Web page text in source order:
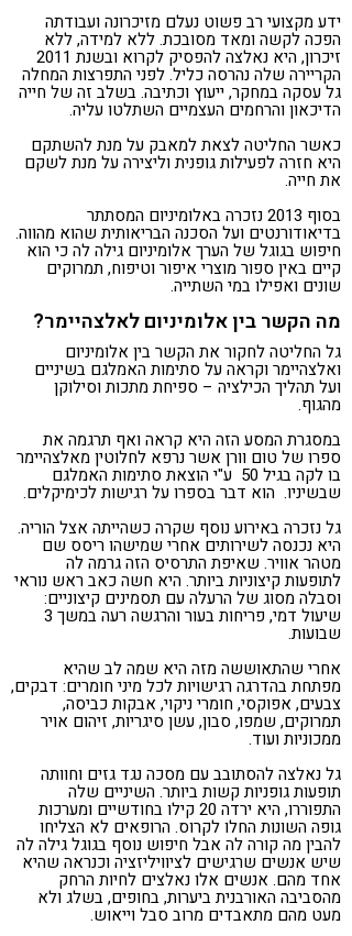
ידע מקצועי רב פשוט נעלם מזיכרונה ועבודתה
הפכה לקשה ומאד מסובכת. ללא למידה, ללא
זיכרון, היא נאלצה להפסיק לקרוא ובשנת 2011
הקריירה שלה נהרסה כליל. לפני התפרצות המחלה
גל עסקה במחקר, ייעוץ וכתיבה. בשלב זה של חייה
הדיכאון והרחמים העצמיים השתלטו עליה.
כאשר החליטה לצאת למאבק על מנת להשתקם
היא חזרה לפעילות גופנית וליצירה על מנת לשקם
את חייה.
בסוף 2013 נזכרה באלומיניום המסתתר
בדיאודורנטים ועל הסכנה הבריאותית שהוא מהווה.
חיפוש בגוגל של הערך אלומיניום גילה לה כי הוא
קיים באין ספור מוצרי איפור וטיפוח, תמרוקים
שונים ואפילו במי השתייה.
מה הקשר בין אלומיניום לאלצהיימר?
גל החליטה לחקור את הקשר בין אלומיניום
ואלצהיימר וקראה על סתימות האמלגם בשיניים
ועל תהליך הכילציה – ספיחת מתכות וסילוקן
מהגוף.
במסגרת המסע הזה היא קראה ואף תרגמה את
ספרו של טום וורן אשר נרפא לחלוטין מאלצהיימר
בו לקה בגיל 50 ע"י הוצאת סתימות האמלגם
שבשיניו. הוא דבר בספרו על רגישות לכימיקלים.
גל נזכרה באירוע נוסף שקרה כשהייתה אצל הוריה.
היא נכנסה לשירותים אחרי שמישהו ריסס שם
מטהר אוויר. שאיפת התרסיס הזה גרמה לה
לתופעות קיצוניות ביותר. היא חשה כאב ראש נוראי
וסבלה מסוג של הרעלה עם תסמינים קיצוניים:
שיעול דמי, פריחות בעור והרגשה רעה במשך 3
שבועות.
אחרי שהתאוששה מזה היא שמה לב שהיא
מפתחת בהדרגה רגישויות לכל מיני חומרים: דבקים,
צבעים, אפוקסי, חומרי ניקוי, אבקות כביסה,
תמרוקים, שמפו, סבון, עשן סיגריות, זיהום אויר
ממכוניות ועוד.
גל נאלצה להסתובב עם מסכה נגד גזים וחוותה
תופעות גופניות קשות ביותר. השיניים שלה
התפוררו, היא ירדה 20 קילו בחודשיים ומערכות
גופה השונות החלו לקרוס. הרופאים לא הצליחו
להבין מה קורה לה אבל חיפוש נוסף בגוגל גילה לה
שיש אנשים שרגישים לציוויליזציה וכנראה שהיא
אחד מהם. אנשים אלו נאלצים לחיות הרחק
מהסביבה האורבנית ביערות, בחופים, בשלג ולא
מעט מהם מתאבדים מרוב סבל וייאוש.